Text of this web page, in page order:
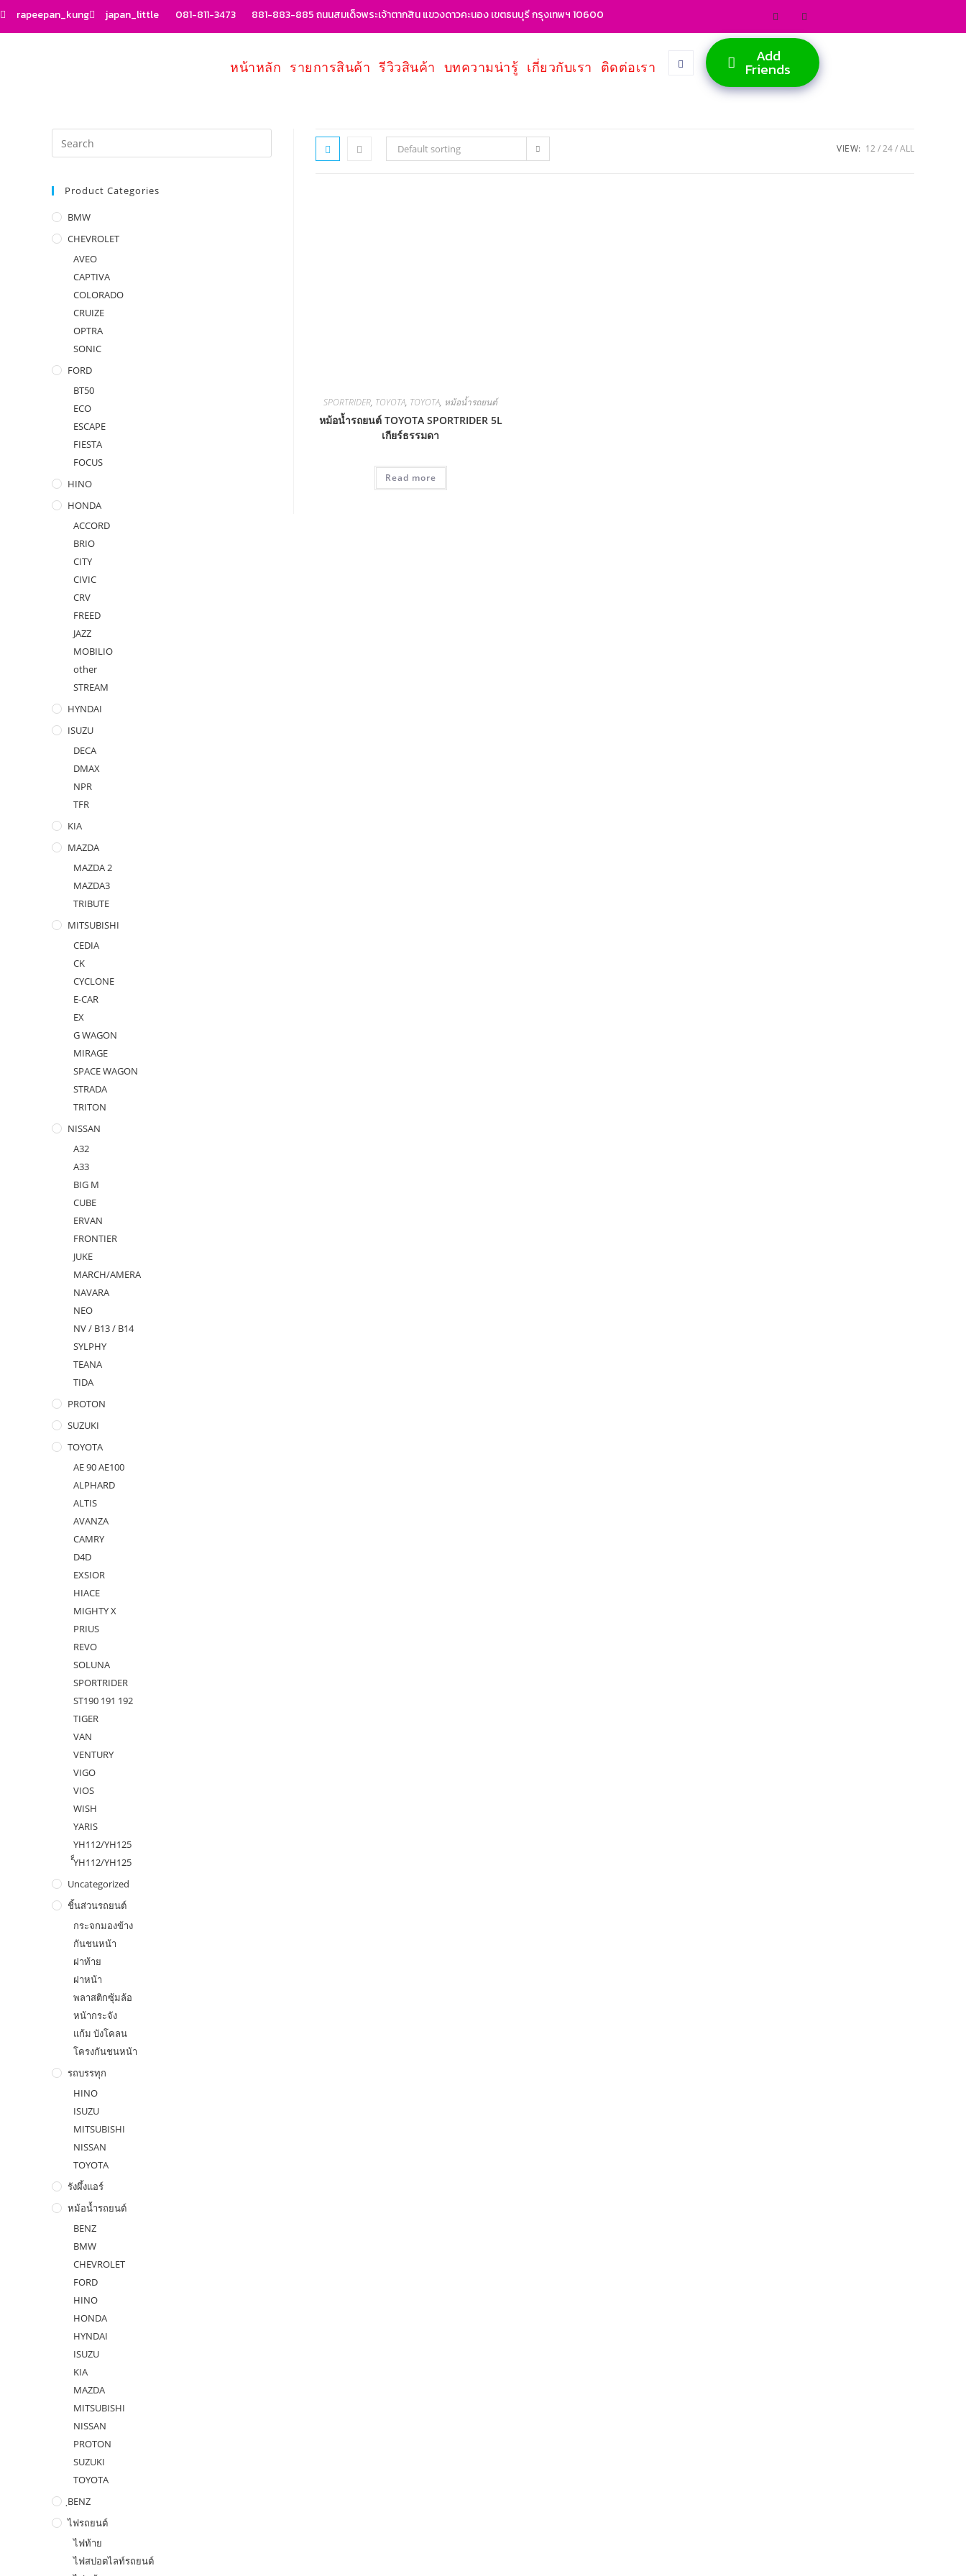
rapeepan_kung japan_little 081-811-3473 881-883-885 ถนนสมเด็จพระเจ้าตากสิน แขวงดาวคะนอง เขตธนบุรี กรุงเทพฯ 10600
หน้าหลัก รายการสินค้า รีวิวสินค้า บทความน่ารู้ เกี่ยวกับเรา ติดต่อเรา
Add
Friends
Default sorting VIEW: 12 24 ALL
SPORTRIDER, TOYOTA, TOYOTA, หม้อน้ำรถยนต์
หม้อน้ำรถยนต์ TOYOTA SPORTRIDER 5L
เกียร์ธรรมดา
Read more
Product Categories
BMW
CHEVROLET
AVEO
CAPTIVA
COLORADO
CRUIZE
OPTRA
SONIC
FORD
BT50
ECO
ESCAPE
FIESTA
FOCUS
HINO
HONDA
ACCORD
BRIO
CITY
CIVIC
CRV
FREED
JAZZ
MOBILIO
other
STREAM
HYNDAI
ISUZU
DECA
DMAX
NPR
TFR
KIA
MAZDA
MAZDA 2
MAZDA3
TRIBUTE
MITSUBISHI
CEDIA
CK
CYCLONE
E-CAR
EX
G WAGON
MIRAGE
SPACE WAGON
STRADA
TRITON
NISSAN
A32
A33
BIG M
CUBE
ERVAN
FRONTIER
JUKE
MARCH/AMERA
NAVARA
NEO
NV / B13 / B14
SYLPHY
TEANA
TIDA
PROTON
SUZUKI
TOYOTA
AE 90 AE100
ALPHARD
ALTIS
AVANZA
CAMRY
D4D
EXSIOR
HIACE
MIGHTY X
PRIUS
REVO
SOLUNA
SPORTRIDER
ST190 191 192
TIGER
VAN
VENTURY
VIGO
VIOS
WISH
YARIS
YH112/YH125
ํ็YH112/YH125
Uncategorized
ชิ้นส่วนรถยนต์
กระจกมองข้าง
กันชนหน้า
ฝาท้าย
ฝาหน้า
พลาสติกซุ้มล้อ
หน้ากระจัง
แก้ม บังโคลน
โครงกันชนหน้า
รถบรรทุก
HINO
ISUZU
MITSUBISHI
NISSAN
TOYOTA
รังผึ้งแอร์
หม้อน้ำรถยนต์
BENZ
BMW
CHEVROLET
FORD
HINO
HONDA
HYNDAI
ISUZU
KIA
MAZDA
MITSUBISHI
NISSAN
PROTON
SUZUKI
TOYOTA
ฺBENZ
ไฟรถยนต์
ไฟท้าย
ไฟสปอตไลท์รถยนต์